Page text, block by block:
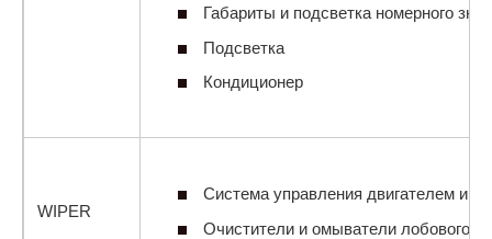
Габариты и подсветка номерного
Подсветка
Кондиционер
WIPER
Система управления двигателем и
Очистители и омыватели лобового